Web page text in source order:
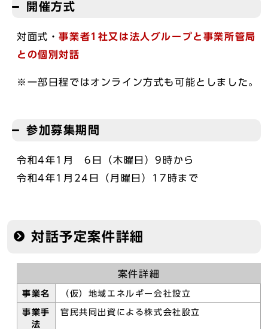
開催方式
対面式・事業者1社又は法人グループと事業所管局
との個別対話
※一部日程ではオンライン方式も可能としました。
参加募集期間
令和4年1月 6日（木曜日）9時から
令和4年1月24日（月曜日）17時まで
対話予定案件詳細
案件詳細
事業名 （仮）地域エネルギー会社設立
事業手
法
官民共同出資による株式会社設立